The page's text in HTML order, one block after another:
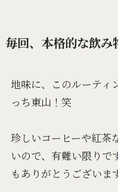
毎回、本格的な飲
地味に、このルーティ
っち東山！笑
珍しいコーヒーや紅茶
いので、有難い限り
もありがとうございま